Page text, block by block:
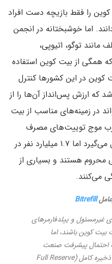
را فقط بازیچه دست افراد
اما خوشبختانه در انجمن
مانند توگو، اتیوپی،
همگی از بیت کوین استفاده
کوین در این کشورها کنترل
که ارزش پس‌انداز آن‌ها را از
در زمینه‌های مناسب از بیت
موج توییت‌های مصرف
انرژی بیت کوین و بی‌عدالتی شکل می‌گیرد اما ۱.۷ میلیارد نفر در
محروم هستند و بسیاری از
می‌کنند.
Bitrefill
و ییلدفارمرهای
کوین باشند، اما
احتمال پیشرفت صنعت
کریپتو با استقبال از بانکداری ذخیره کامل (Full Reserve